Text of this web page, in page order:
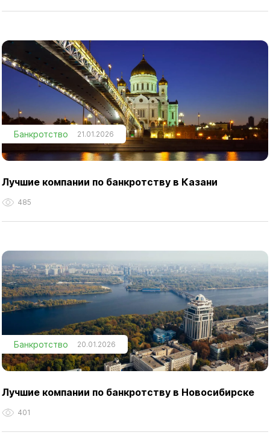
Банкротство 21.01.2026
Лучшие компании по банкротству в Казани
485
Банкротство 20.01.2026
Лучшие компании по банкротству в Новосибирске
401